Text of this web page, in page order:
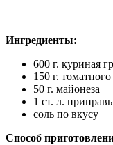
Ингредиенты:
600 г. куриная
150 г. томатного
50 г. майонеза
1 ст. л.
соль по вкусу
Способ